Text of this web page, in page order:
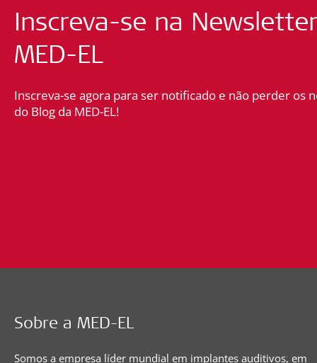
Inscreva-se na
MED-EL
Inscreva-se agora para ser notificado e não perder os
do Blog da MED-EL!
Sobre a MED-EL
Somos a empresa líder mundial em implantes auditivos, em